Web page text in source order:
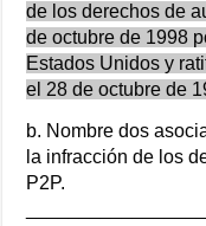
de los derechos de
de octubre de 1998
Estados Unidos y
el 28 de octubre de
b. Nombre dos
la infracción de los
P2P.